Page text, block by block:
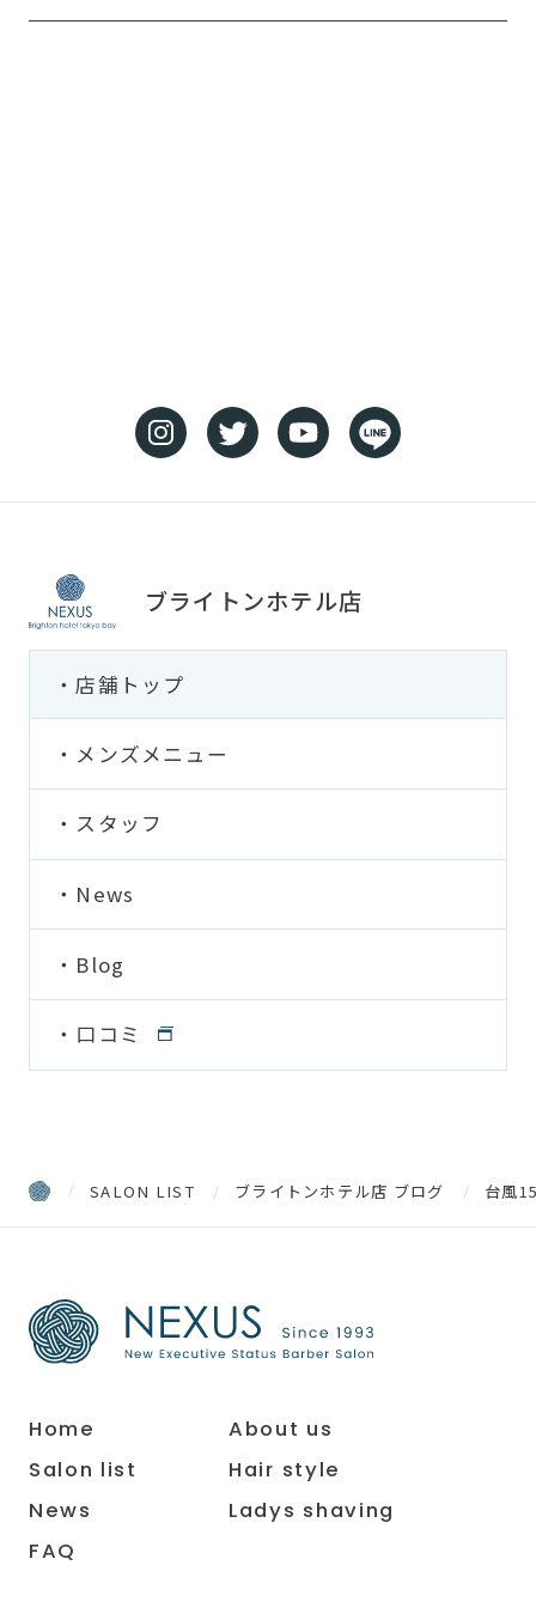
ブライトンホテル店
店舗トップ
メンズメニュー
スタッフ
News
Blog
口コミ
SALON LIST ブライトンホテル店 ブログ 台風
Home
About us
Salon list
Hair style
News
Ladys shaving
FAQ